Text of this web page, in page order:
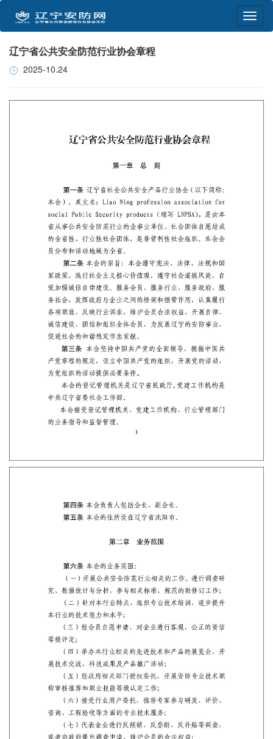
辽宁省公共安全防范行业协会章程
2025-10.24